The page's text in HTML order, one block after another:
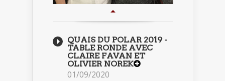
QUAIS DU POLAR 2019 -
TABLE RONDE AVEC
CLAIRE FAVAN ET
OLIVIER NOREK
01/09/2020